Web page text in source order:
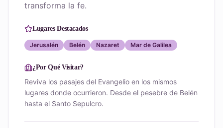
transforma la fe.
Lugares Destacados
Jerusalén Belén Nazaret Mar de Galilea
¿Por Qué Visitar?
Reviva los pasajes del Evangelio en los mismos
lugares donde ocurrieron. Desde el pesebre de Belén
hasta el Santo Sepulcro.